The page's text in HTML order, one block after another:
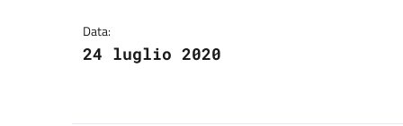
Data:
24 luglio 2020